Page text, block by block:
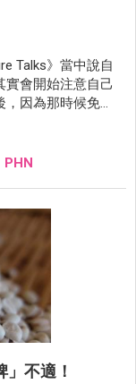
Talks》當中說自
實會開始注意自己
因為那時候免疫
，我就發現自己
PHN
不適！